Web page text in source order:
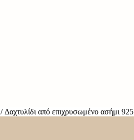
/ Δαχτυλίδι από επιχρυσωμένο ασήμι 925